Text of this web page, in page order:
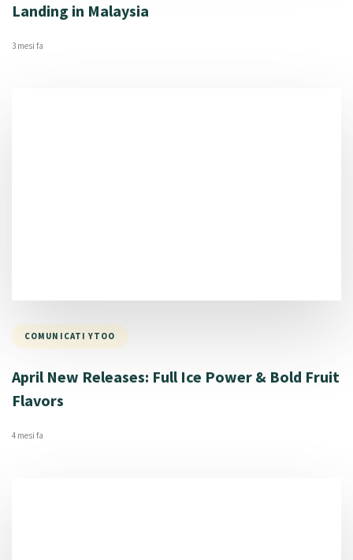
Landing in Malaysia
3 mesi fa
COMUNICATI YTOO
April New Releases: Full Ice Power & Bold Fruit
Flavors
4 mesi fa